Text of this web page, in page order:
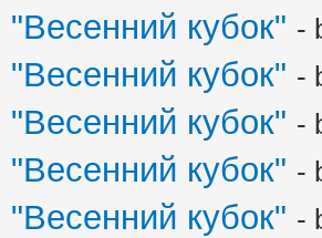
кубок" -
кубок" -
кубок" -
кубок" -
кубок" -